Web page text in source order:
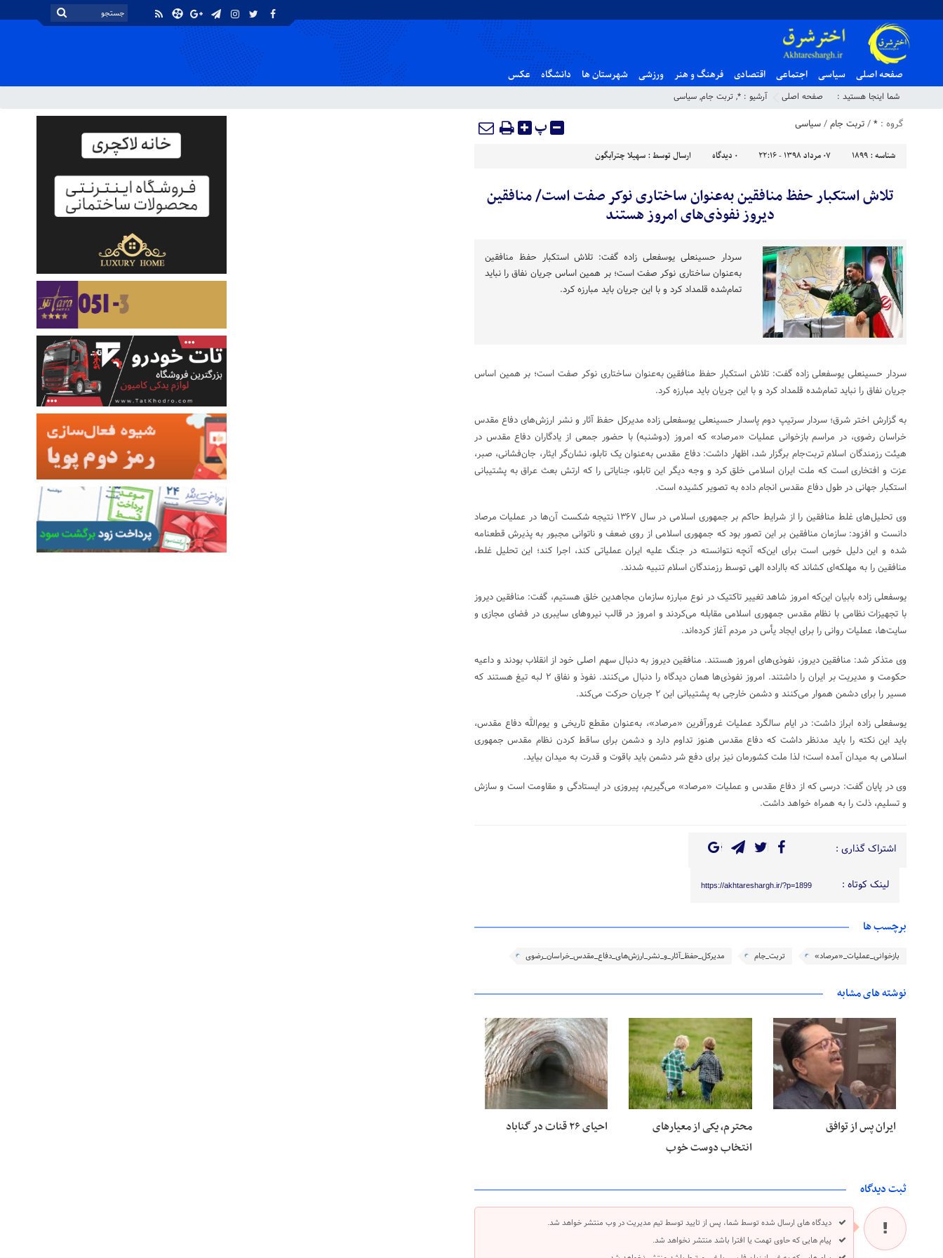
صفحه اصلی سیاسی اجتماعی اقتصادی فرهنگ و هنر ورزشی شهرستان ها دانشگاه عکس
شما اینجا هستید : صفحه اصلی آرشیو : *
, تربت جام, سیاسی
گروه : *
/تربت جام/سیاسی پ
شناسه : 1899 ۰۷ مرداد ۱۳۹۸ - ۲۲:۱۶ ۰ دیدگاه ارسال توسط : سهیلا چترآبگون
تلاش استکبار حفظ منافقین به‌عنوان ساختاری نوکر صفت است/ منافقین
دیروز نفوذی‌های امروز هستند
سردار حسینعلی یوسفعلی زاده گفت: تلاش استکبار حفظ منافقین
به‌عنوان ساختاری نوکر صفت است؛ بر همین اساس جریان نفاق را نباید
تمام‌شده قلمداد کرد و با این جریان باید مبارزه کرد.
سردار حسینعلی یوسفعلی زاده گفت: تلاش استکبار حفظ منافقین به‌عنوان ساختاری نوکر صفت است؛ بر همین اساس
جریان نفاق را نباید تمام‌شده قلمداد کرد و با این جریان باید مبارزه کرد.
به گزارش اختر شرق؛ سردار سرتیپ دوم پاسدار حسینعلی یوسفعلی زاده مدیرکل حفظ آثار و نشر ارزش‌های دفاع مقدس
خراسان رضوی، در مراسم بازخوانی عملیات «مرصاد» که امروز (دوشنبه) با حضور جمعی از یادگاران دفاع مقدس در
هیئت رزمندگان اسلام تربت‌جام برگزار شد، اظهار داشت: دفاع مقدس به‌عنوان یک تابلو، نشان‌گر ایثار، جان‌فشانی، صبر،
عزت و افتخاری است که ملت ایران اسلامی خلق کرد و وجه دیگر این تابلو، جنایاتی را که ارتش بعث عراق به پشتیبانی
استکبار جهانی در طول دفاع مقدس انجام داده به تصویر کشیده است.
وی تحلیل‌های غلط منافقین را از شرایط حاکم بر جمهوری اسلامی در سال ۱۳۶۷ نتیجه شکست آن‌ها در عملیات مرصاد
دانست و افزود: سازمان منافقین بر این تصور بود که جمهوری اسلامی از روی ضعف و ناتوانی مجبور به پذیرش قطعنامه
شده و این دلیل خوبی است برای این‌که آنچه نتوانسته در جنگ علیه ایران عملیاتی کند، اجرا کند؛ این تحلیل غلط،
منافقین را به مهلکه‌ای کشاند که بااراده الهی توسط رزمندگان اسلام تنبیه شدند.
یوسفعلی زاده بابیان این‌که امروز شاهد تغییر تاکتیک در نوع مبارزه سازمان مجاهدین خلق هستیم، گفت: منافقین دیروز
با تجهیزات نظامی با نظام مقدس جمهوری اسلامی مقابله می‌کردند و امروز در قالب نیروهای سایبری در فضای مجازی و
سایت‌ها، عملیات روانی را برای ایجاد یأس در مردم آغاز کرده‌اند.
وی متذکر شد: منافقین دیروز، نفوذی‌های امروز هستند. منافقین دیروز به دنبال سهم اصلی خود از انقلاب بودند و داعیه
حکومت و مدیریت بر ایران را داشتند. امروز نفوذی‌ها همان دیدگاه را دنبال می‌کنند. نفوذ و نفاق ۲ لبه تیغ هستند که
مسیر را برای دشمن هموار می‌کنند و دشمن خارجی به پشتیبانی این ۲ جریان حرکت می‌کند.
یوسفعلی زاده ابراز داشت: در ایام سالگرد عملیات غرورآفرین «مرصاد»، به‌عنوان مقطع تاریخی و یوم‌الله دفاع مقدس،
باید این نکته را باید مدنظر داشت که دفاع مقدس هنوز تداوم دارد و دشمن برای ساقط کردن نظام مقدس جمهوری
اسلامی به میدان آمده است؛ لذا ملت کشورمان نیز برای دفع شر دشمن باید باقوت و قدرت به میدان بیاید.
وی در پایان گفت: درسی که از دفاع مقدس و عملیات «مرصاد» می‌گیریم، پیروزی در ایستادگی و مقاومت است و سازش
و تسلیم، ذلت را به همراه خواهد داشت.
اشتراک گذاری :
لینک کوتاه : https://akhtareshargh.ir/?p=1899
برچسب ها
بازخوانی_عملیات_«مرصاد» تربت_جام مدیرکل_حفظ_آثار_و_نشر_ارزش‌های_دفاع_مقدس_خراسان_رضوی
نوشته های مشابه
۲۸ خرداد ۱۴۰۵
ایران پس از توافق
محترم، یکی از معیارهای
انتخاب دوست خوب
۲۸ خرداد ۱۴۰۵
احیای ۲۶ قنات در گناباد
ثبت دیدگاه
دیدگاه های ارسال شده توسط شما، پس از تایید توسط تیم مدیریت در وب منتشر خواهد شد.
پیام هایی که حاوی تهمت یا افترا باشد منتشر نخواهد شد.